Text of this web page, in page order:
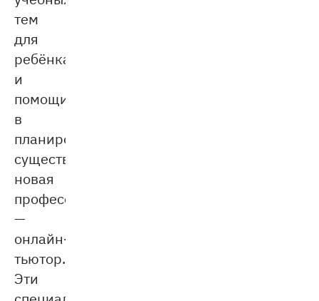
тем
для
ребёнка
и
помощи
в
планировании
существует
новая
профессия
—
онлайн-
тьютор.
Эти